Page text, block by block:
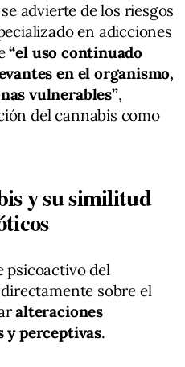
advierte de los riesgos
en adicciones
“el uso continuado
en el organismo,
vulnerables”,
del cannabis como
y su similitud
psicoactivo del
sobre el
alteraciones
y perceptivas.